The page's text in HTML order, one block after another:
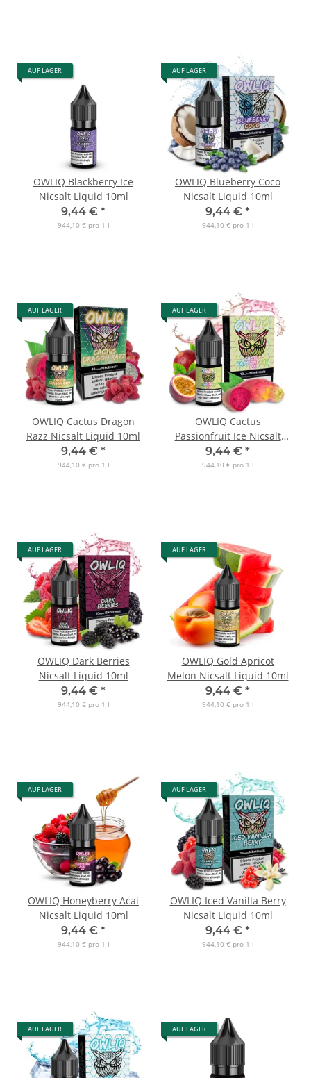
AUF LAGER
OWLIQ Blackberry Ice
Nicsalt Liquid 10ml
9,44 € *
944,10 € pro 1 l
AUF LAGER
OWLIQ Blueberry Coco
Nicsalt Liquid 10ml
9,44 € *
944,10 € pro 1 l
AUF LAGER
OWLIQ Cactus Dragon
Razz Nicsalt Liquid 10ml
9,44 € *
944,10 € pro 1 l
AUF LAGER
OWLIQ Cactus
Passionfruit Ice Nicsalt
Liquid 10ml
9,44 € *
944,10 € pro 1 l
AUF LAGER
OWLIQ Dark Berries
Nicsalt Liquid 10ml
9,44 € *
944,10 € pro 1 l
AUF LAGER
OWLIQ Gold Apricot
Melon Nicsalt Liquid 10ml
9,44 € *
944,10 € pro 1 l
AUF LAGER
OWLIQ Honeyberry Acai
Nicsalt Liquid 10ml
9,44 € *
944,10 € pro 1 l
AUF LAGER
OWLIQ Iced Vanilla Berry
Nicsalt Liquid 10ml
9,44 € *
944,10 € pro 1 l
AUF LAGER AUF LAGER